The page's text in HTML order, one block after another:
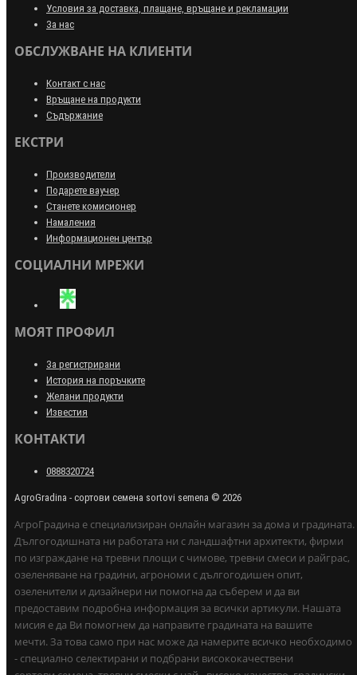
Условия за доставка, плащане, връщане и рекламации
За нас
ОБСЛУЖВАНЕ НА КЛИЕНТИ
Контакт с нас
Връщане на продукти
Съдържание
ЕКСТРИ
Производители
Подарете ваучер
Станете комисионер
Намаления
Информационен център
СОЦИАЛНИ МРЕЖИ
МОЯТ ПРОФИЛ
За регистрирани
История на поръчките
Желани продукти
Известия
КОНТАКТИ
0888320724
AgroGradina - сортови семена sortovi semena © 2026
АгроГрадина е специализиран онлайн магазин за дома и градината.
Дългогодишната ни работата ни с ландшафтни архитекти, фирми
по изграждане на тревни площи с чимове, тревни смеси и райграс,
озеленяване на градини, агрономи с дългогодишен опит,
озеленители и дизайнери ни помогна да съберем и да ви
предоставим подробна информация за всички артикули. Нашата
мисия е да Ви помогнем да направите градината на вашите
мечти. За това само при нас може да намерите всичко необходимо
- специално селектирани и подбрани висококачествени